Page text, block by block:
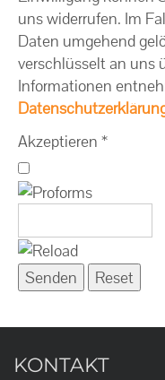
uns widerrufen. Im
Daten umgehend
verschlüsselt an uns
Informationen
Akzeptieren *
KONTAKT